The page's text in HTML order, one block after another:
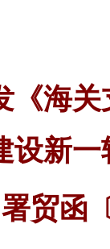
《海
设新
署贸函